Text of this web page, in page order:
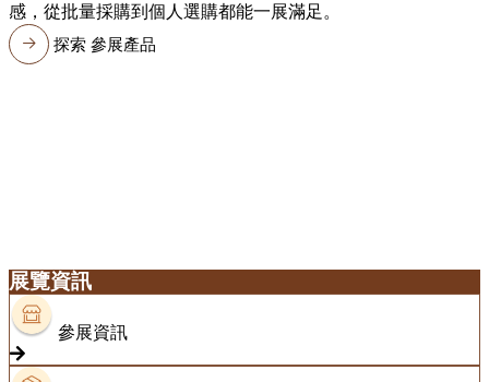
感，從批量採購到個人選購都能一展滿足。
探索 參展產品
展覽資訊
參展資訊